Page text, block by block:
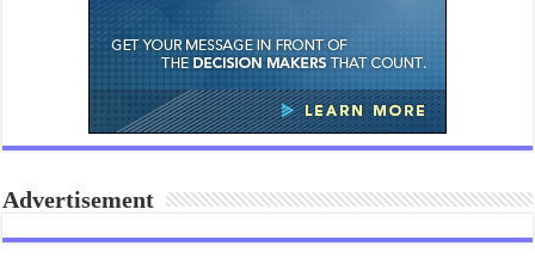
Advertisement